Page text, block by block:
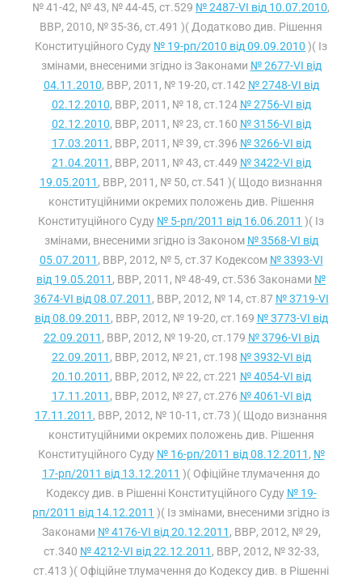
№ 41-42, № 43, № 44-45, ст.529 № 2487-VI від 10.07.2010,
ВВР, 2010, № 35-36, ст.491 )( Додатково див. Рішення
Конституційного Суду № 19-рп/2010 від 09.09.2010 )( Із
змінами, внесеними згідно із Законами № 2677-VI від
04.11.2010, ВВР, 2011, № 19-20, ст.142 № 2748-VI від
02.12.2010, ВВР, 2011, № 18, ст.124 № 2756-VI від
02.12.2010, ВВР, 2011, № 23, ст.160 № 3156-VI від
17.03.2011 , ВВР, 2011, № 39, ст.396 № 3266-VI від
21.04.2011 , ВВР, 2011, № 43, ст.449 № 3422-VI від
19.05.2011 , ВВР, 2011, № 50, ст.541 )( Щодо визнання
конституційними окремих положень див. Рішення
Конституційного Суду № 5-рп/2011 від 16.06.2011 )( Із
змінами, внесеними згідно із Законом № 3568-VI від
05.07.2011 , ВВР, 2012, № 5, ст.37 Кодексом № 3393-VI
від 19.05.2011 , ВВР, 2011, № 48-49, ст.536 Законами №
3674-VI від 08.07.2011 , ВВР, 2012, № 14, ст.87 № 3719-VI
від 08.09.2011 , ВВР, 2012, № 19-20, ст.169 № 3773-VI від
22.09.2011 , ВВР, 2012, № 19-20, ст.179 № 3796-VI від
22.09.2011 , ВВР, 2012, № 21, ст.198 № 3932-VI від
20.10.2011 , ВВР, 2012, № 22, ст.221 № 4054-VI від
17.11.2011 , ВВР, 2012, № 27, ст.276 № 4061-VI від
17.11.2011 , ВВР, 2012, № 10-11, ст.73 )( Щодо визнання
конституційними окремих положень див. Рішення
Конституційного Суду № 16-рп/2011 від 08.12.2011 , №
17-рп/2011 від 13.12.2011 )( Офіційне тлумачення до
Кодексу див. в Рішенні Конституційного Суду № 19-
рп/2011 від 14.12.2011 )( Із змінами, внесеними згідно із
Законами № 4176-VI від 20.12.2011 , ВВР, 2012, № 29,
ст.340 № 4212-VI від 22.12.2011 , ВВР, 2012, № 32-33,
ст.413 )( Офіційне тлумачення до Кодексу див. в Рішенні